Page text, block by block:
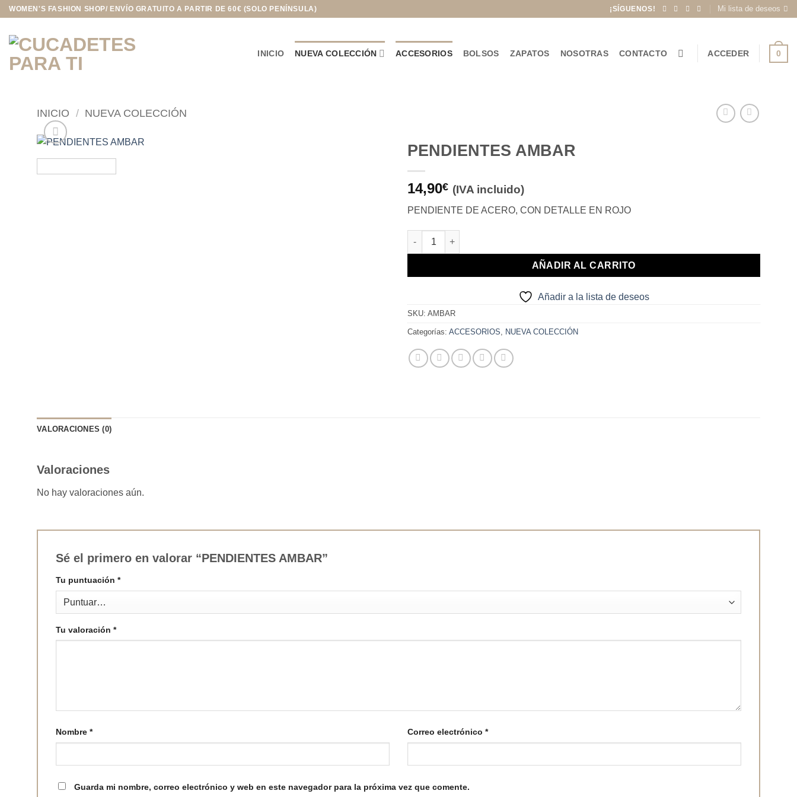
Saltar
contenido
WOMEN'S FASHION SHOP/ ENVÍO GRATUITO A PARTIR DE 60€ (SOLO PENÍNSULA) ¡SÍGUENOS! Mi lista de deseos
INICIO NUEVA COLECCIÓN ACCESORIOS BOLSOS ZAPATOS NOSOTRAS CONTACTO ACCEDER 0
INICIO / NUEVA COLECCIÓN
PENDIENTES AMBAR
14,90€ (IVA incluido)
PENDIENTE DE ACERO, CON DETALLE EN ROJO
PENDIENTES AMBAR cantidad
AÑADIR AL CARRITO
Añadir a la lista de deseos
SKU: AMBAR
Categorías: ACCESORIOS NUEVA COLECCIÓN
VALORACIONES (0)
Valoraciones
No hay valoraciones aún.
Sé el primero en valorar “PENDIENTES AMBAR”
Tu puntuación *
Tu valoración *
Nombre * Correo electrónico *
Guarda mi nombre, correo electrónico y web en este navegador para la próxima vez que comente.